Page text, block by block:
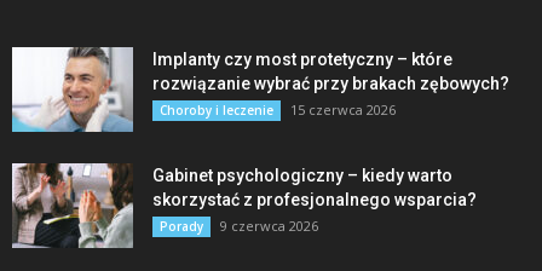
Implanty czy most protetyczny – które
rozwiązanie wybrać przy brakach zębowych?
Choroby i leczenie 15 czerwca 2026
Gabinet psychologiczny – kiedy warto
skorzystać z profesjonalnego wsparcia?
Porady 9 czerwca 2026